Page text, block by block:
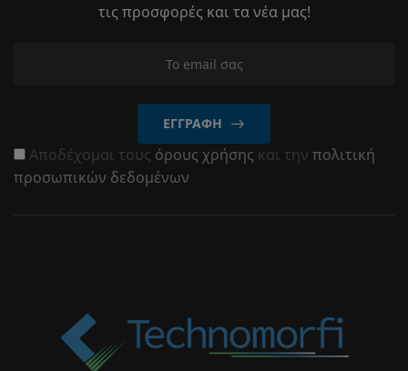
τις προσφορές και τα νέα μας!
ΕΓΓΡΑΦΉ
Αποδέχομαι τους όρους χρήσης και την πολιτική
προσωπικών δεδομένων